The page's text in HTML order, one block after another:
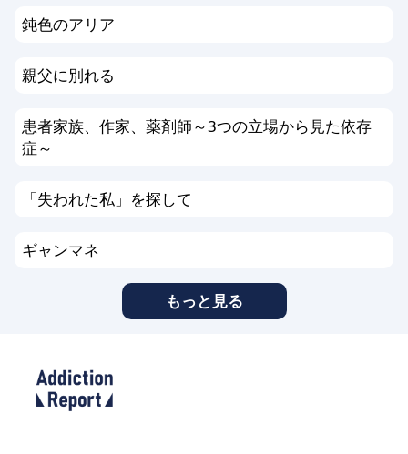
鈍色のアリア
親父に別れる
患者家族、作家、薬剤師～3つの立場から見た依存
症～
「失われた私」を探して
ギャンマネ
もっと見る